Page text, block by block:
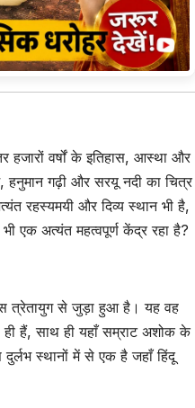
हजारों वर्षों के इतिहास, आस्था और
गढ़ी और सरयू नदी का चित्र
रहस्यमयी और दिव्य स्थान भी है,
एक अत्यंत महत्वपूर्ण केंद्र रहा है?
त्रेतायुग से जुड़ा हुआ है। यह वह
ही हैं, साथ ही यहाँ सम्राट अशोक के
स्थानों में से एक है जहाँ हिंदू